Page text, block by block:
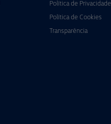
Política de Privacidade
Política de Cookies
Transparência